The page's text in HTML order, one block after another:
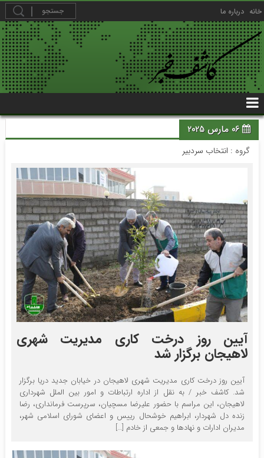
خانه درباره ما
06 مارس 2025
گروه : انتخاب سردبیر
آیین روز درخت کاری مدیریت شهری
لاهیجان برگزار شد
آیین روز درخت کاری مدیریت شهری لاهیجان در خیابان جدید دریا برگزار
شد. کاشف خبر / به نقل از اداره ارتباطات و امور بین الملل شهرداری
لاهیجان، این مراسم با حضور علیرضا مسچیان، سرپرست فرمانداری، رضا
زنده دل شهردار، ابراهیم خوشحال رییس و اعضای شورای اسلامی شهر،
مدیران ادارات و نهادها و جمعی از خادم […]